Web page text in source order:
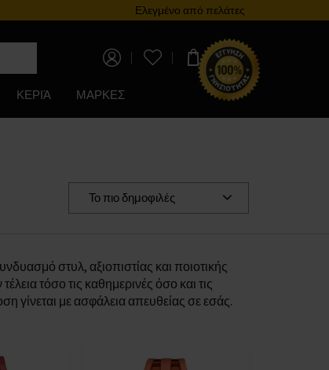
Πρόγραμμα επιβράβευσηςΕλεγμένο από πελάτες
0,00 €
ΚΕΡΙΆ ΜΑΡΚΕΣ
Το πιο δημοφιλές
στυλ, αξιοπιστίας και ποιοτικής
τόσο τις καθημερινές όσο και τις
γίνεται με ασφάλεια απευθείας σε εσάς.